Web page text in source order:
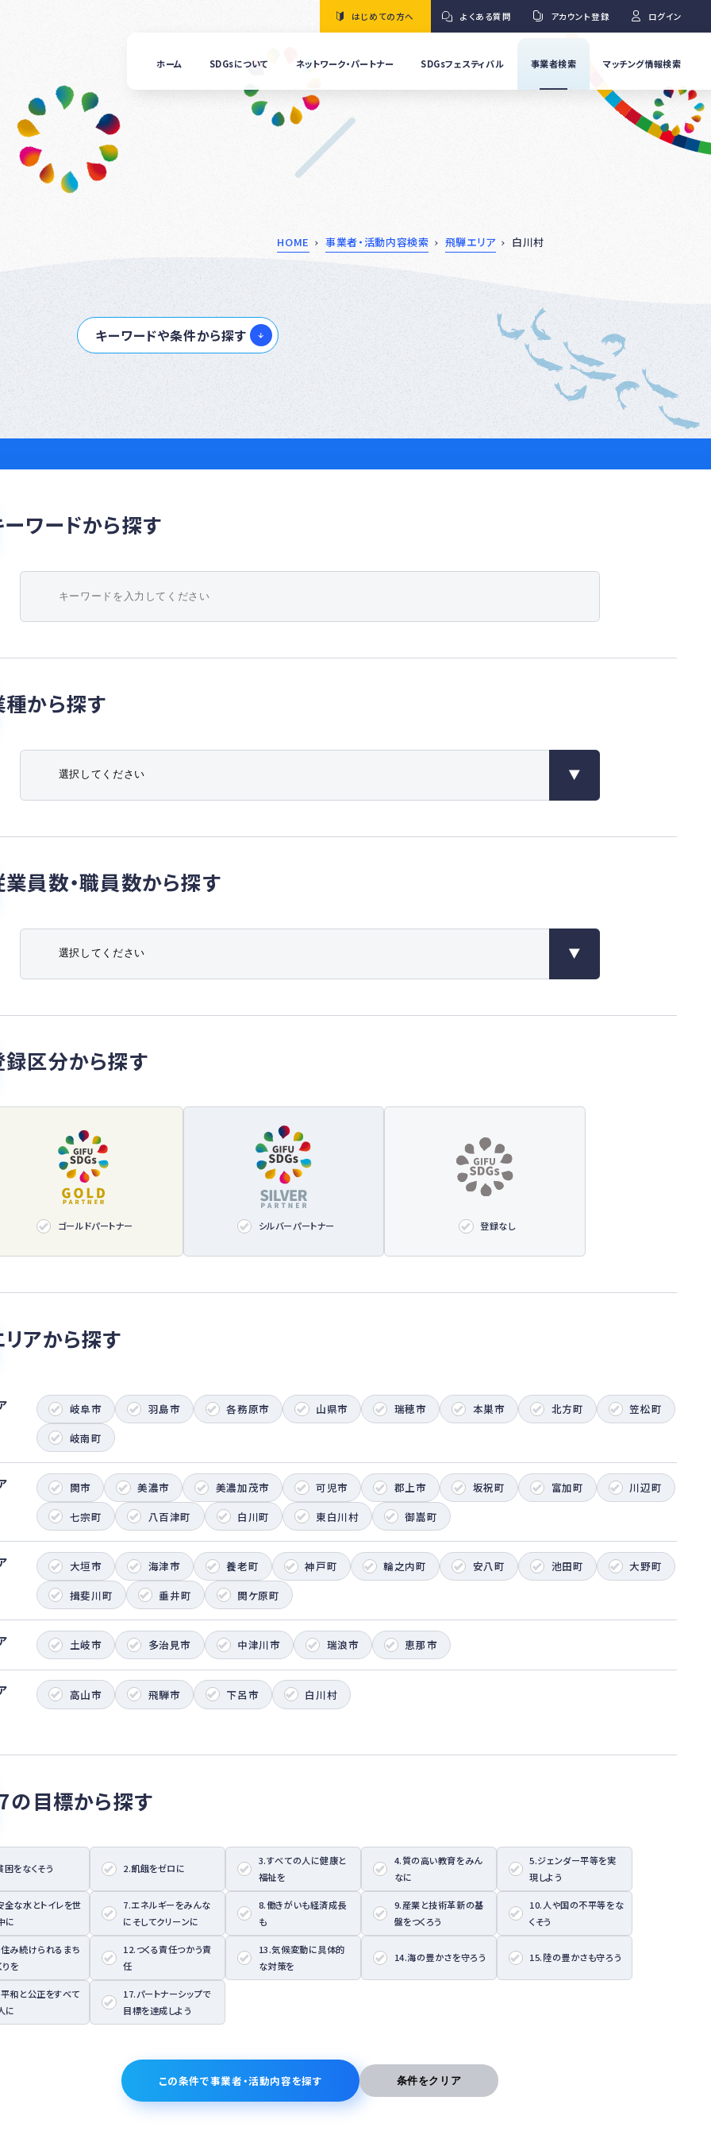
はじめての方へ よくある質問 アカウント登録 ログイン
ホーム SDGsについて ネットワーク・パートナー
の国
ぎふ」
につ
いて
SDGsフェスティバル 事業者検索
ベ
ト
集
内
マッチング情報検索
HOME 事業者・活動内容検索 飛騨エリア 白川村
キーワードや条件から探す
ワードから探す
種から探す
員数・職員数から探す
録区分から探す
ゴールドパートナー シルバーパートナー 登録なし
アから探す
岐阜市 羽島市 各務原市 山県市 瑞穂市 本巣市 北方町
笠松町
岐南町
関市 美濃市 美濃加茂市 可児市 郡上市 坂祝町 富加町
川辺町
七宗町
八百津町 白川町 東白川村 御嵩町
大垣市 海津市 養老町 神戸町 輪之内町 安八町 池田町
大野町
揖斐川町
垂井町 関ケ原町
土岐市 多治見市 中津川市 瑞浪市 恵那市
高山市 飛騨市 下呂市 白川村
の目標から探す
困をなくそう 2.飢餓をゼロに
3.すべての人に健康と
福祉を
4.質の高い教育をみん
なに
5.ジェンダー平等を実
現しよう
全な水とトイレを世
に
7.エネルギーをみんな
にそしてクリーンに
8.働きがいも経済成長
も
9.産業と技術革新の基
盤をつくろう
10.人や国の不平等をな
くそう
み続けられるまち
りを
12.つくる責任つかう責
任
13.気候変動に具体的
な対策を
14.海の豊かさを守ろう 15.陸の豊かさも守ろう
和と公正をすべて
に
17.パートナーシップで
目標を達成しよう
この条件で事業者・活動内容を探す